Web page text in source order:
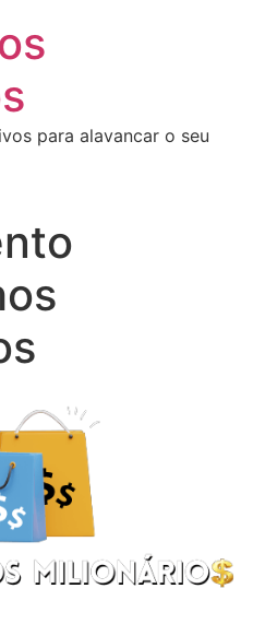
para alavancar o seu